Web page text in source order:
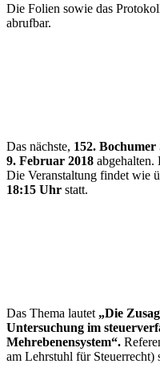
Die Folien sowie das
abrufbar.
Das nächste, 152. Bochumer
9. Februar 2018 abgehalten.
Die Veranstaltung findet wie
18:15 Uhr statt.
Das Thema lautet „Die
Untersuchung im
Mehrebenensystem“.
am Lehrstuhl für Steuerrecht)